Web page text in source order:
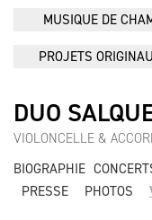
MUSIQUE DE
PROJETS
DUO
VIOLONCELLE &
BIOGRAPHIE
PRESSE
PHOTOS